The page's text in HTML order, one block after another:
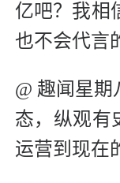
亿吧？我相
也不会代言
@ 趣闻星期
态，纵观有
运营到现在